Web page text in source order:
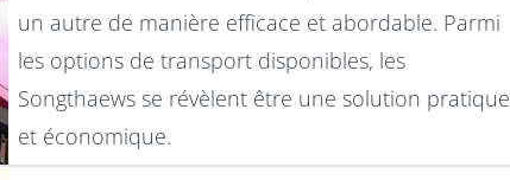
un autre de manière efficace et abordable. Parmi
les options de transport disponibles, les
Songthaews se révèlent être une solution pratique
et économique.